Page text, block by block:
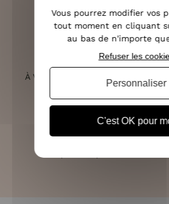
À VOTRE ÉCOUTE DU LUNDI AU
Vous pourrez modifier vos
tout moment en cliquant
au bas de n'importe
C'est OK pour
Refuser les
Personnaliser